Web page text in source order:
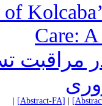
Care:
مراقبت
[Abstract-FA]